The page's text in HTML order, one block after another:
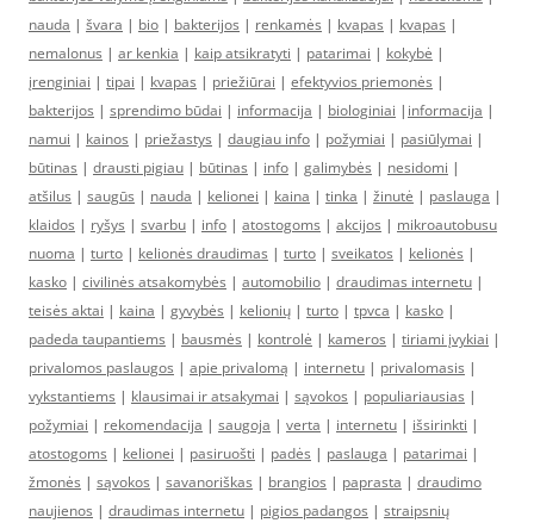
nauda | švara | bio | bakterijos | renkamės | kvapas | kvapas |
nemalonus | ar kenkia | kaip atsikratyti | patarimai | kokybė |
įrenginiai | tipai | kvapas | priežiūrai | efektyvios priemonės |
bakterijos | sprendimo būdai | informacija | biologiniai | informacija |
namui | kainos | priežastys | daugiau info | požymiai | pasiūlymai |
būtinas | drausti pigiau | būtinas | info | galimybės | nesidomi |
atšilus | saugūs | nauda | kelionei | kaina | tinka | žinutė | paslauga |
klaidos | ryšys | svarbu | info | atostogoms | akcijos | mikroautobusu
nuoma | turto | kelionės draudimas | turto | sveikatos | kelionės |
kasko | civilinės atsakomybės | automobilio | draudimas internetu |
teisės aktai | kaina | gyvybės | kelionių | turto | tpvca | kasko |
padeda taupantiems | bausmės | kontrolė | kameros | tiriami įvykiai |
privalomos paslaugos | apie privalomą | internetu | privalomasis |
vykstantiems | klausimai ir atsakymai | sąvokos | populiariausias |
požymiai | rekomendacija | saugoja | verta | internetu | išsirinkti |
atostogoms | kelionei | pasiruošti | padės | paslauga | patarimai |
žmonės | sąvokos | savanoriškas | brangios | paprasta | draudimo
naujienos | draudimas internetu | pigios padangos | straipsnių